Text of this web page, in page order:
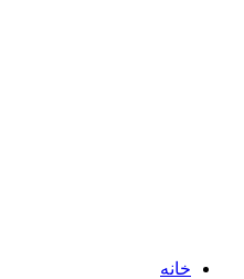
خانه